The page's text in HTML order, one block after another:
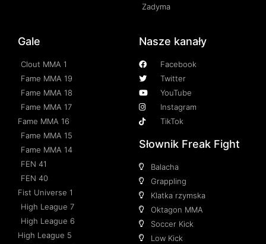
Zadyma
Gale
Clout MMA 1
Fame MMA 19
Fame MMA 18
Fame MMA 17
Fame MMA 16
Fame MMA 15
Fame MMA 14
FEN 41
FEN 40
Fist Universe 1
High League 7
High League 6
High League 5
Nasze kanały
Facebook
Twitter
YouTube
Instagram
TikTok
Słownik Freak Fight
Balacha
Grappling
Klatka rzymska
Oktagon MMA
Soccer Kick
Low Kick